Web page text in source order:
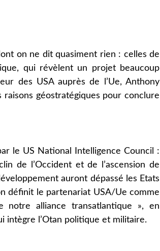
on ne dit quasiment rien : celles de
qui révèlent un projet beaucoup
des USA auprès de l’Ue, Anthony
raisons géostratégiques pour conclure
le US National Intelligence Council :
de l’Occident et de l’ascension de
auront dépassé les Etats
définit le partenariat USA/Ue comme
notre alliance transatlantique », en
intègre l’Otan politique et militaire.